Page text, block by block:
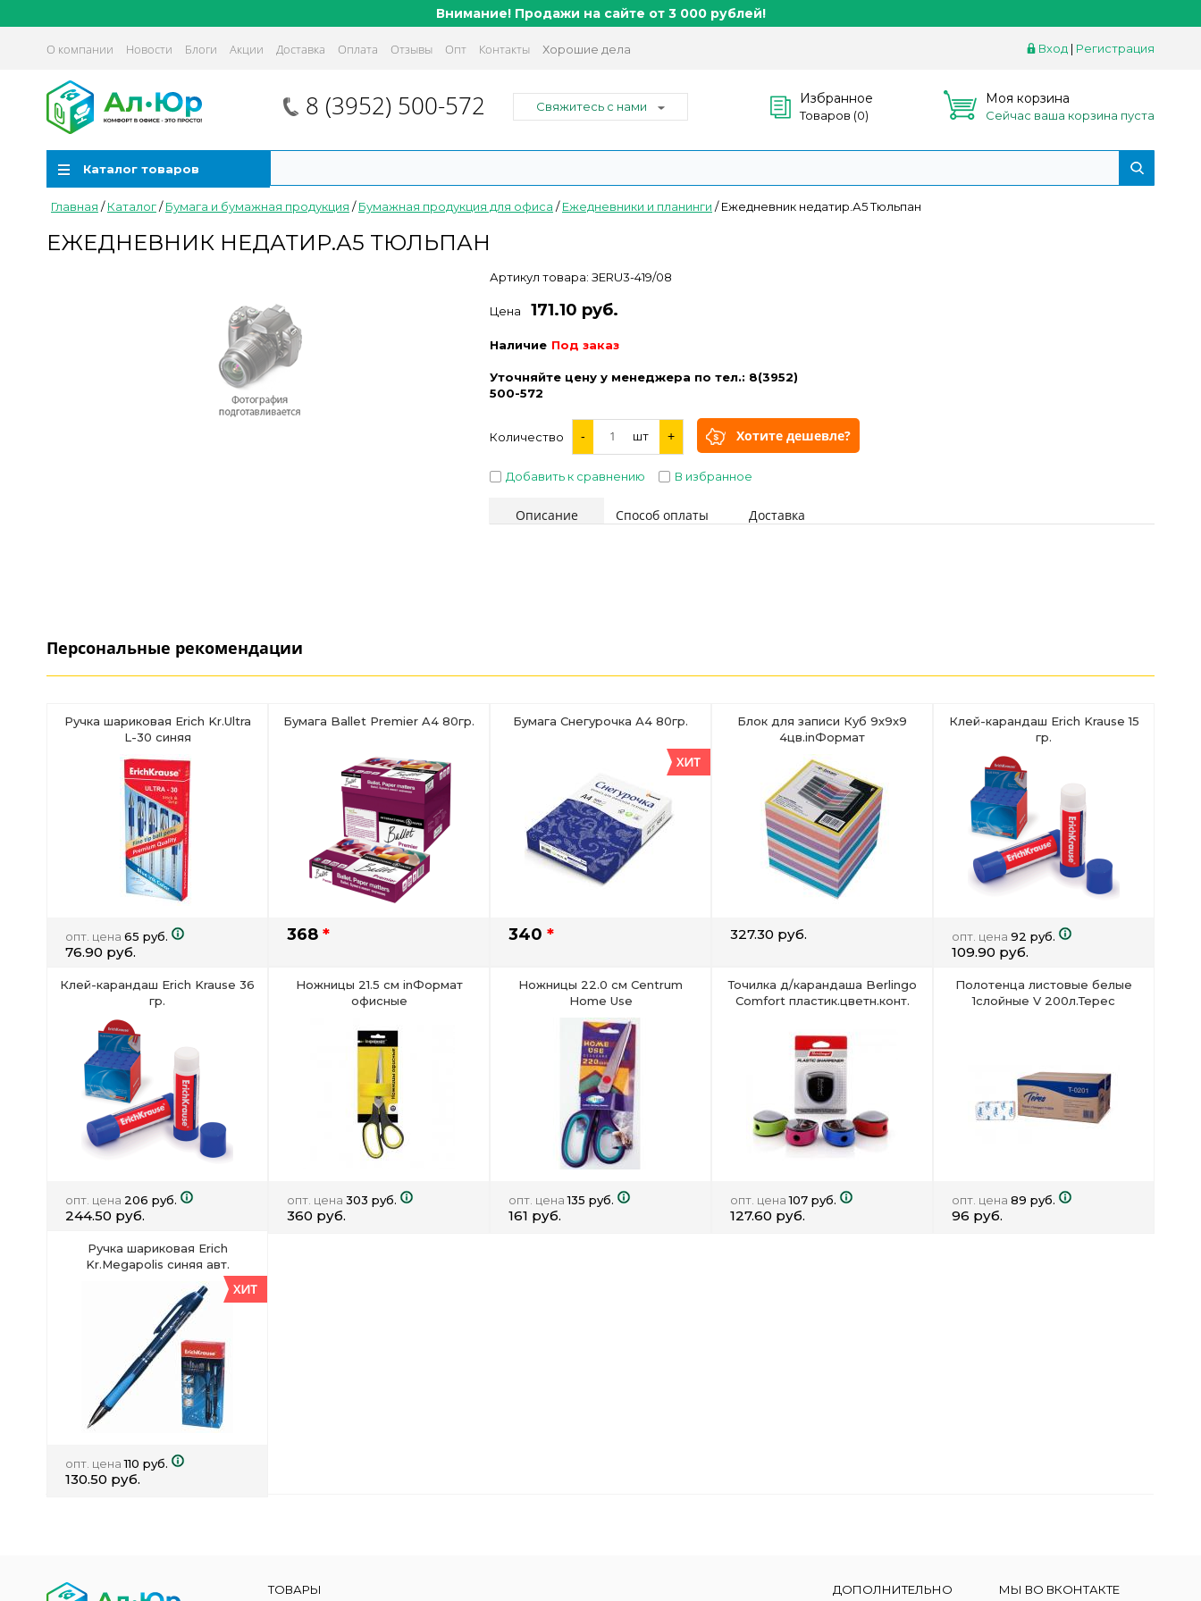
Внимание! Продажи на сайте от 3 000 рублей!
Вход | Регистрация
О компании Новости Блоги Акции Доставка Оплата Отзывы Опт Контакты Хорошие дела
8 (3952) 500-572 Свяжитесь с нами
Избранное
Товаров (0)
Моя корзина
Сейчас ваша корзина пуста
Каталог товаров
Главная /Каталог/Бумага и бумажная продукция /Бумажная продукция для офиса /Ежедневники и планинги /Ежедневник недатир.А5 Тюльпан
ЕЖЕДНЕВНИК НЕДАТИР.А5 ТЮЛЬПАН
Артикул товара: ЗЕRU3-419/08
Цена 171.10 руб.
Наличие Под заказ
Уточняйте цену у менеджера по тел.: 8(3952)
500-572
Количество - шт + Хотите дешевле?
Добавить к сравнению В избранное
Описание Способ оплаты Доставка
Персональные рекомендации
Ручка шариковая Erich Kr.Ultra
L-30 синяя
опт. цена 65 руб.
76.90 руб.
Бумага Ballet Premier A4 80гр.
368 *
Бумага Снегурочка А4 80гр.
340 *
Блок для записи Куб 9х9х9
4цв.inФормат
327.30 руб.
Клей-карандаш Erich Krause 15
гр.
опт. цена 92 руб.
109.90 руб.
Клей-карандаш Erich Krause 36
гр.
опт. цена 206 руб.
244.50 руб.
Ножницы 21.5 см inФормат
офисные
опт. цена 303 руб.
360 руб.
Ножницы 22.0 см Centrum
Home Use
опт. цена135 руб.
161 руб.
Точилка д/карандаша Berlingo
Comfort пластик.цветн.конт.
опт. цена107 руб.
127.60 руб.
Полотенца листовые белые
1слойные V 200л.Терес
опт. цена 89 руб.
96 руб.
Ручка шариковая Erich
Kr.Megapolis синяя авт.
опт. цена110 руб.
130.50 руб.
ТОВАРЫ ДОПОЛНИТЕЛЬНО МЫ ВО ВКОНТАКТЕ